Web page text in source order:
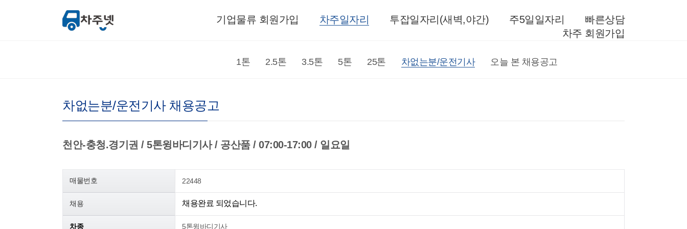
빠른상담
주5일일자리
투잡일자리(새벽,야간)
차주일자리
기업물류 회원가입
차주 회원가입
1톤 2.5톤 3.5톤 5톤 25톤 차없는분/운전기사 오늘 본 채용공고
차없는분/운전기사 채용공고
천안-충청.경기권 / 5톤윙바디기사 / 공산품 / 07:00-17:00 / 일요일
매물번호 22448
채용 채용완료 되었습니다.
차종 5톤윙바디기사